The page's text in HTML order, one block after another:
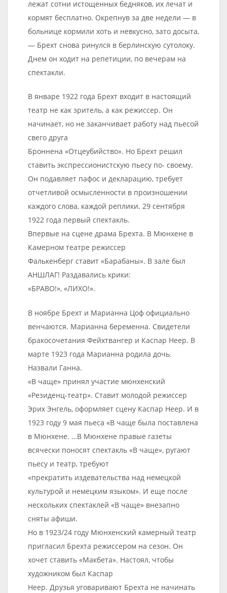
лежат сотни истощенных бедняков, их лечат и
кормят бесплатно. Окрепнув за две недели — в
больнице кормили хоть и невкусно, зато досыта,
— Брехт снова ринулся в берлинскую сутолоку.
Днем он ходит на репетиции, по вечерам на
спектакли.
В январе 1922 года Брехт входит в настоящий
театр не как зритель, а как режиссер. Он
начинает, но не заканчивает работу над пьесой
свего друга
Броннена «Отцеубийство». Но Брехт решил
ставить экспрессионистскую пьесу по- своему.
Он подавляет пафос и декларацию, требует
отчетливой осмысленности в произношении
каждого слова, каждой реплики. 29 сентября
1922 года первый спектакль.
Впервые на сцене драма Брехта. В Мюнхене в
Камерном театре режиссер
Фалькенберг ставит «Барабаны». В зале был
АНШЛАГ! Раздавались крики:
«БРАВО!», «ЛИХО!».
В ноябре Брехт и Марианна Цоф официально
венчаются. Марианна беременна. Свидетели
бракосочетания Фейхтвангер и Каспар Неер. В
марте 1923 года Марианна родила дочь.
Назвали Ганна.
«В чаще» принял участие мюнхенский
«Резиденц-театр». Ставит молодой режиссер
Эрих Энгель, оформляет сцену Каспар Неер. И в
1923 году 9 мая пьеса «В чаще была поставлена
в Мюнхене. …В Мюнхене правые газеты
всячески поносят спектакль «В чаще», ругают
пьесу и театр, требуют
«прекратить издевательства над немецкой
культурой и немецким языком». И еще после
нескольких спектаклей «В чаще» внезапно
сняты афиши.
Но в 1923/24 году Мюнхенский камерный театр
пригласил Брехта режиссером на сезон. Он
хочет ставить «Макбета». Настоял, чтобы
художником был Каспар
Неер. Друзья уговаривают Брехта не начинать